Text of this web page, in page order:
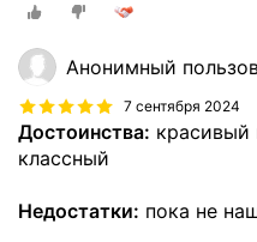
Анонимный
7 сентября 2024
Достоинства: красивый
классный
Недостатки: пока не